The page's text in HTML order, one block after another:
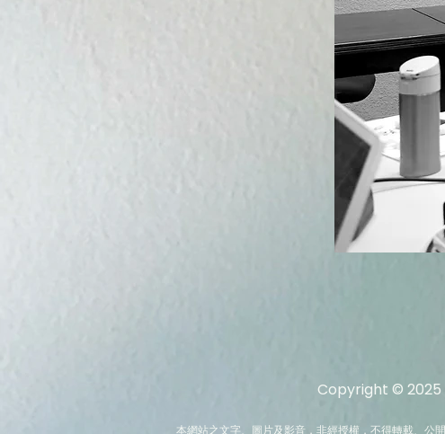
Copyright © 2025
本網站之文字、圖片及影音，非經授權，不得轉載